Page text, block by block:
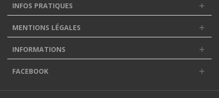
INFOS PRATIQUES
MENTIONS LÉGALES
INFORMATIONS
FACEBOOK